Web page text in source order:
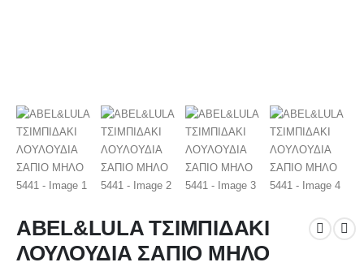
ABEL&LULA ΤΣΙΜΠΙΔΑΚΙ
ΛΟΥΛΟΥΔΙΑ ΣΑΠΙΟ ΜΗΛΟ